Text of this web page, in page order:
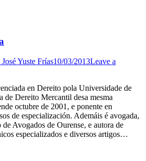
José Yuste Frías10/03/2013Leave a
en Dereito pola Universidade de
de Dereito Mercantil desa mesma
octubre de 2001, e ponente en
de especialización. Ademáis é avogada,
Avogados de Ourense, e autora de
especializados e diversos artigos…